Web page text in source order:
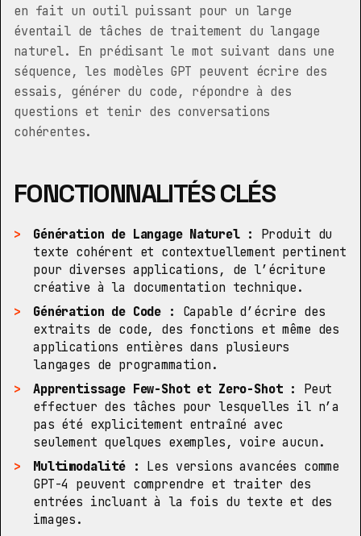
en fait un outil puissant pour un large
éventail de tâches de traitement du langage
naturel. En prédisant le mot suivant dans une
séquence, les modèles GPT peuvent écrire des
essais, générer du code, répondre à des
questions et tenir des conversations
cohérentes.
FONCTIONNALITÉS CLÉS
Génération de Langage Naturel :
Produit du
texte cohérent et contextuellement pertinent
pour diverses applications, de l’écriture
créative à la documentation technique.
Génération de Code :
Capable d’écrire des
extraits de code, des fonctions et même des
applications entières dans plusieurs
langages de programmation.
Apprentissage Few-Shot et Zero-Shot :
Peut
effectuer des tâches pour lesquelles il n’a
pas été explicitement entraîné avec
seulement quelques exemples, voire aucun.
Multimodalité : Les versions avancées comme
GPT-4 peuvent comprendre et traiter des
entrées incluant à la fois du texte et des
images.